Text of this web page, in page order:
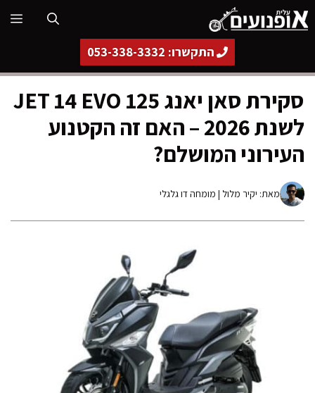
לדלג
לתוכן
התקשרו: 053-338-3332
סקירת סאן יאנג JET 14 EVO 125
לשנת 2026 – האם זה הקטנוע
העירוני המושלם?
מאת: יקיר מלול | מומחה דו גלגלי